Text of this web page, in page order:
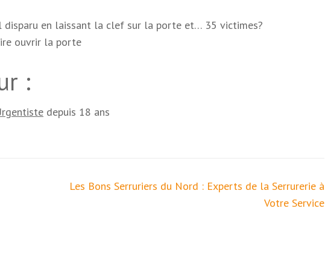
en laissant la clef sur la porte et… 35 victimes?
ouvrir la porte
:
depuis 18 ans
Les Bons Serruriers du Nord : Experts de la Serrurerie à
Votre Service